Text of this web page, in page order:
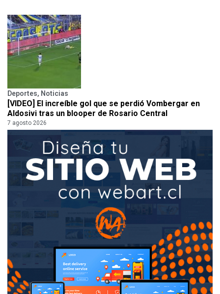
Deportes, Noticias
[VIDEO] El increíble gol que se perdió Vombergar en
Aldosivi tras un blooper de Rosario Central
7 agosto 2026